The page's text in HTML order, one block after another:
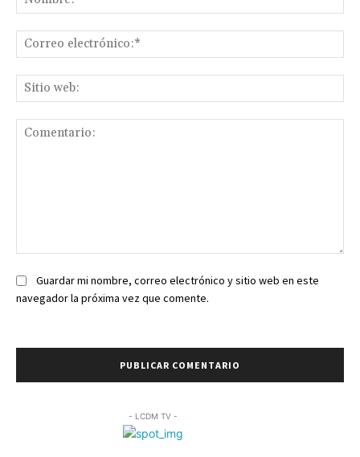
Guardar mi nombre, correo electrónico y sitio web en este
navegador la próxima vez que comente.
- LCDM TV -